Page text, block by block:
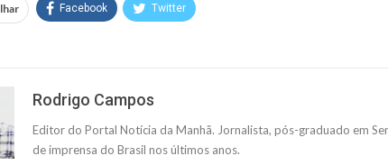
Facebook Twitter
Rodrigo Campos
Editor do Portal Notícia da Manhã. Jornalista, pós-graduado em
de imprensa do Brasil nos últimos anos.